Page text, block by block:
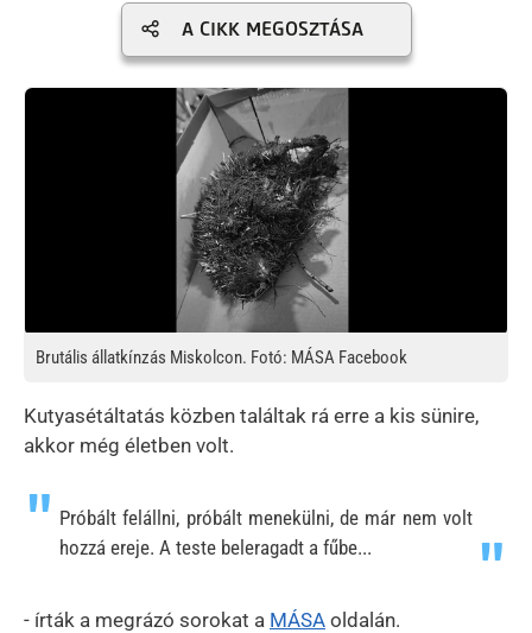
A CIKK MEGOSZTÁSA
Kép
Brutális állatkínzás Miskolcon. Fotó: MÁSA Facebook
Kutyasétáltatás közben találtak rá erre a kis sünire,
akkor még életben volt.
Próbált felállni, próbált menekülni, de már nem volt
hozzá ereje. A teste beleragadt a fűbe...
- írták a megrázó sorokat a MÁSA oldalán.